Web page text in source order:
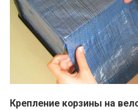
Крепление корзины на